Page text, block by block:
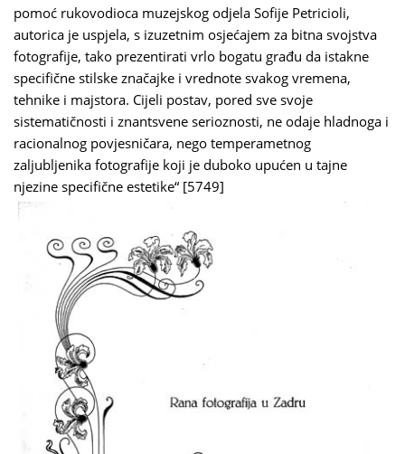
pomoć rukovodioca muzejskog odjela Sofije Petricioli,
autorica je uspjela, s izuzetnim osjećajem za bitna svojstva
fotografije, tako prezentirati vrlo bogatu građu da istakne
specifične stilske značajke i vrednote svakog vremena,
tehnike i majstora. Cijeli postav, pored sve svoje
sistematičnosti i znantsvene serioznosti, ne odaje hladnoga i
racionalnog povjesničara, nego temperametnog
zaljubljenika fotografije koji je duboko upućen u tajne
njezine specifične estetike“ [5749]